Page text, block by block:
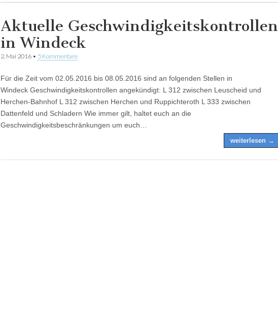
Aktuelle Geschwindigkeitskontrollen
in Windeck
2. Mai 2016 • 5 Kommentare
Für die Zeit vom 02.05.2016 bis 08.05.2016 sind an folgenden Stellen in
Windeck Geschwindigkeitskontrollen angekündigt: L 312 zwischen Leuscheid und
Herchen-Bahnhof L 312 zwischen Herchen und Ruppichteroth L 333 zwischen
Dattenfeld und Schladern Wie immer gilt, haltet euch an die
Geschwindigkeitsbeschränkungen um euch…
weiterlesen →